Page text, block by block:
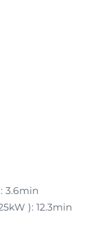
3.6min
): 12.3min